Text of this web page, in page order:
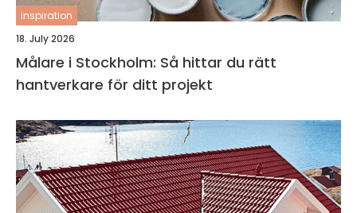
inspiration
18. July 2026
Målare i Stockholm: Så hittar du rätt
hantverkare för ditt projekt